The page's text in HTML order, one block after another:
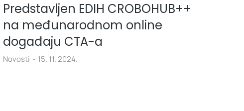
Predstavljen EDIH CROBOHUB++
na međunarodnom online
događaju CTA-a
Novosti 15. 11. 2024.